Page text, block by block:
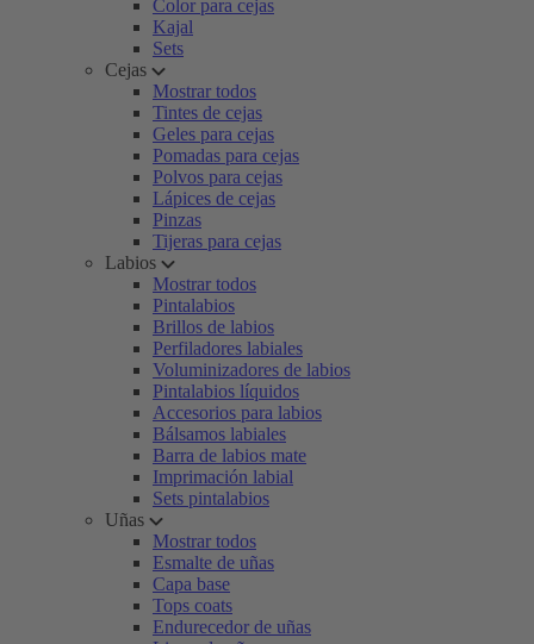
Color para cejas
Kajal
Sets
Cejas
Mostrar todos
Tintes de cejas
Geles para cejas
Pomadas para cejas
Polvos para cejas
Lápices de cejas
Pinzas
Tijeras para cejas
Labios
Mostrar todos
Pintalabios
Brillos de labios
Perfiladores labiales
Voluminizadores de labios
Pintalabios líquidos
Accesorios para labios
Bálsamos labiales
Barra de labios mate
Imprimación labial
Sets pintalabios
Uñas
Mostrar todos
Esmalte de uñas
Capa base
Tops coats
Endurecedor de uñas